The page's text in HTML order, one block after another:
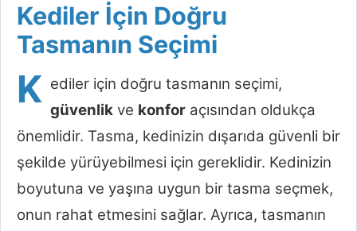
Kediler İçin Doğru
Tasmanın Seçimi
K ediler için doğru tasmanın seçimi,
güvenlik ve konfor açısından oldukça
önemlidir. Tasma, kedinizin dışarıda güvenli bir
şekilde yürüyebilmesi için gereklidir. Kedinizin
boyutuna ve yaşına uygun bir tasma seçmek,
onun rahat etmesini sağlar. Ayrıca, tasmanın